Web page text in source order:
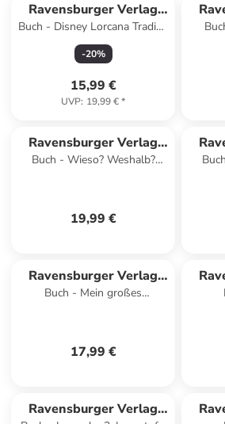
Ravensburger Verlag
GmbH
Buch - Disney Lorcana Trading
Card Game - Official
Collector's Guide: Sets
-20%
15,99 €
UVP: 19,99 €*
Ravensburger Verlag
GmbH
Buch - Wieso? Weshalb?
19,99 €
Ravensburger Verlag
GmbH
Buch - Mein großes
17,99 €
Ravensburger Verlag